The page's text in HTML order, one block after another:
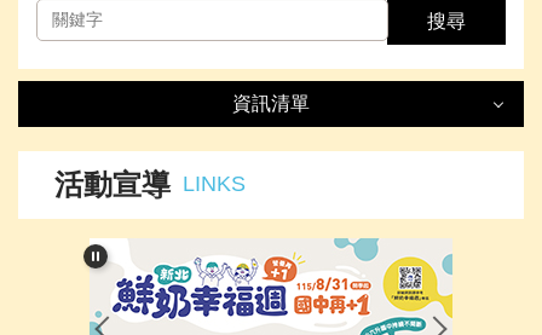
搜尋
資訊清單
資訊清單 LIST
最新消息
處室簡介
活動宣導 LINKS